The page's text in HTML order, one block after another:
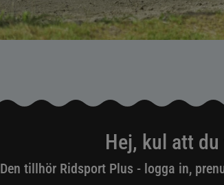
Hej, kul att
Den tillhör Ridsport Plus - logga in,